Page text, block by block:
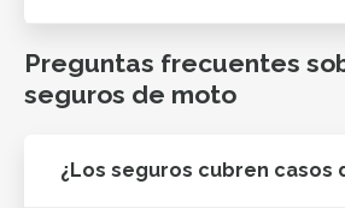
Preguntas frecuentes
seguros de moto
¿Los seguros cubren casos